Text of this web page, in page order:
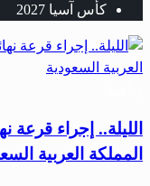
كأس آسيا 2027
الليلة.. إجراء
المملكة العربية